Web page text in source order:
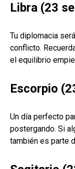
Libra (23
Tu diplomacia
conflicto.
el equilibrio
Escorpio
Un día perfecto
postergando. Si
también es parte